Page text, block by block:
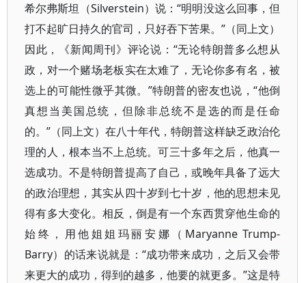
希尔弗斯坦（Silverstein）说：“明明没这么回事，但
打不起旷日持久的官司，只好吞下苦果。”（同上文）
因此，《新闻周刊》评论说：“无论特朗普多么想从
政，对一个赌场老板实在太难了，无论你多有名，被
选上的可能性微乎其微。”特朗普的密友也说，“他倒
真想当美国总统，但除非总统不是选的而是任命
的。”（同上文）在八十年代，特朗普这样缺乏政治伦
理的人，根本当不上总统。可三十多年之后，他真一
选成功。不是特朗普提高了自己，或晚年具备了远大
的政治理想，其实从四十岁到七十岁，他的思想未见
得有多大变化。相反，倒是有一个东西贯穿他生命的
始终，用他姐姐玛丽安娜（Maryanne Trump-
Barry）的话来说就是：“成功带来成功，之后又会带
来更大的成功，得到的越多，他要的就更多。”这是特